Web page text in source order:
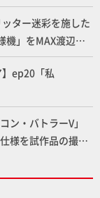
ネルライン】
ター迷彩を施した
機」をMAX渡辺が
】ep20「私
ン・バトラーV」
様を試作品の撮り
の魂】